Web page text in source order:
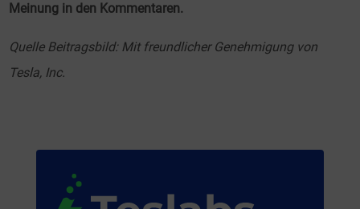
Meinung in den Kommentaren.
Quelle Beitragsbild: Mit freundlicher Genehmigung von
Tesla, Inc.